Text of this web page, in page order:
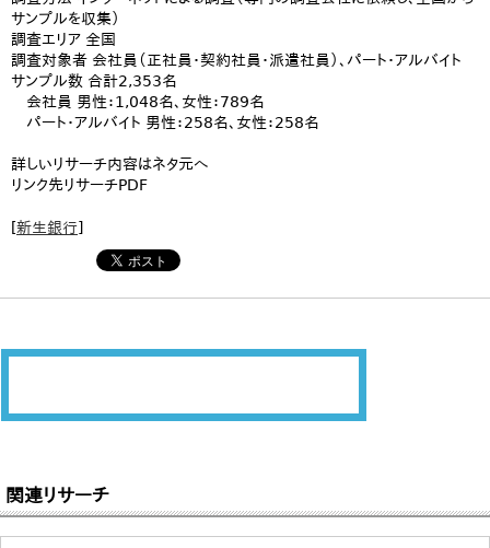
サンプルを収集）
調査エリア 全国
調査対象者 会社員（正社員・契約社員・派遣社員）、パート・アルバイト
サンプル数 合計2,353名
会社員 男性：1,048名、女性：789名
パート・アルバイト 男性：258名、女性：258名
詳しいリサーチ内容はネタ元へ
リンク先リサーチPDF
[新生銀行]
関連リサーチ